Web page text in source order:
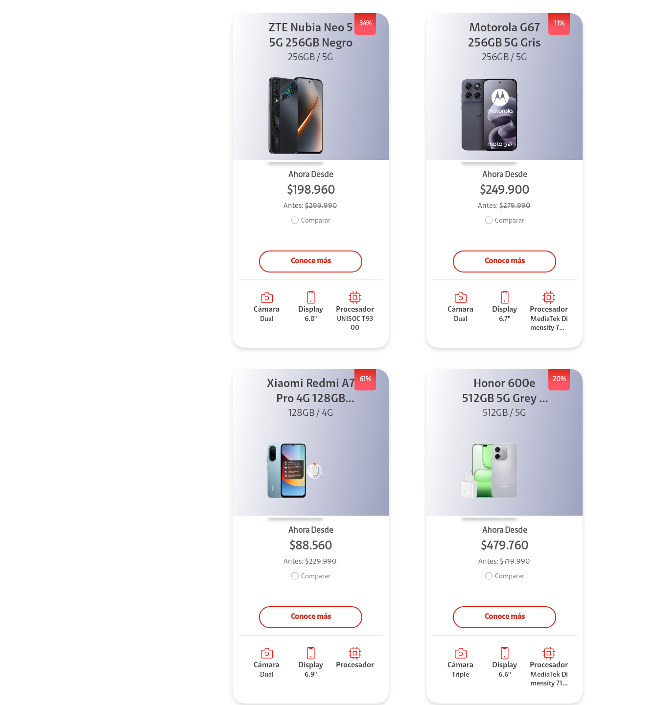
34%
ZTE Nubia Neo 5
5G 256GB Negro
256GB / 5G
Ahora Desde
$198.960
Antes: $299.990
Comparar
Conoce más
Cámara
Dual
Display
6.8"
Procesador
UNISOC T93
00
11%
Motorola G67
256GB 5G Gris
256GB / 5G
Ahora Desde
$249.900
Antes: $279.990
Comparar
Conoce más
Cámara
Dual
Display
6.7"
Procesador
MediaTek Di
mensity 706
61%
Xiaomi Redmi A7
Pro 4G 128GB
Azul + Cargador
128GB / 4G
Ahora Desde
$88.560
Antes:$229.990
Comparar
Conoce más
Cámara
Dual
Display
6.9"
Procesador
20%
Honor 600e
512GB 5G Grey +
45W
512GB / 5G
Ahora Desde
$479.760
Antes: $719.990
Comparar
Conoce más
Cámara
Triple
Display
6.6''
Procesador
MediaTek Di
mensity 710